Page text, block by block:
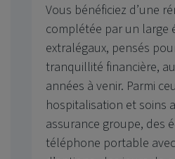
Vous bénéficiez d’une
complétée par un large
extralégaux, pensés
tranquillité financière,
années à venir. Parmi
hospitalisation et soins
assurance groupe, des
téléphone portable